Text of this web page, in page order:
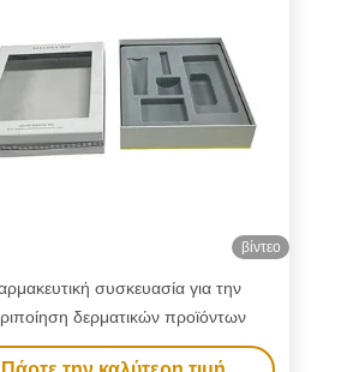
βίντεο
συσκευασία για την
δερματικών προϊόντων